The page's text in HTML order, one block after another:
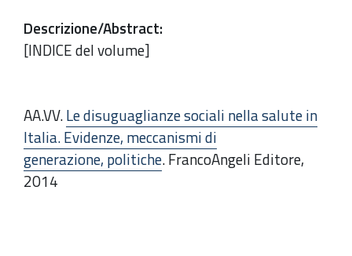
Descrizione/Abstract:
[INDICE del volume]
AA.VV.Le disuguaglianze sociali nella salute in
Italia. Evidenze, meccanismi di
generazione, politiche. FrancoAngeli Editore,
2014